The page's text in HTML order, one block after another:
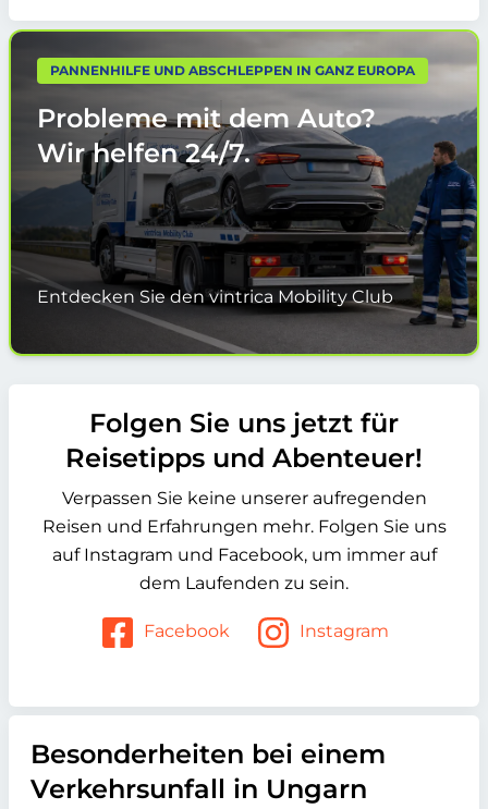
PANNENHILFE UND ABSCHLEPPEN IN GANZ EUROPA
Probleme mit dem Auto?
Wir helfen24/7.
Entdecken Sie den vintrica Mobility Club
Folgen Sie uns jetzt für
Reisetipps und Abenteuer!
Verpassen Sie keine unserer aufregenden
Reisen und Erfahrungen mehr. Folgen Sie uns
auf Instagram und Facebook, um immer auf
dem Laufenden zu sein.
Facebook Instagram
Besonderheiten bei einem
Verkehrsunfall in Ungarn